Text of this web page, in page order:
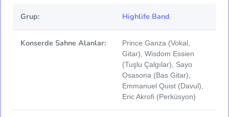
Grup: Highlife Band
Konserde Sahne Alanlar:
Prince Ganza (Vokal,
Gitar), Wisdom Essien
(Tuşlu Çalgılar), Sayo
Osasona (Bas Gitar),
Emmanuel Quist (Davul),
Eric Akrofi (Perküsyon)